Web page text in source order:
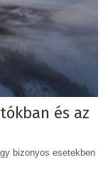
és az
bizonyos esetekben